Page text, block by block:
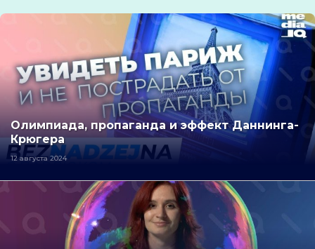
Олимпиада, пропаганда и эффект Даннинга-
Крюгера
12 августа 2024